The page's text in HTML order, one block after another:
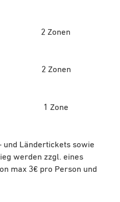
2 Zonen
2 Zonen
1 Zone
und Ländertickets sowie
werden zzgl. eines
max 3€ pro Person und